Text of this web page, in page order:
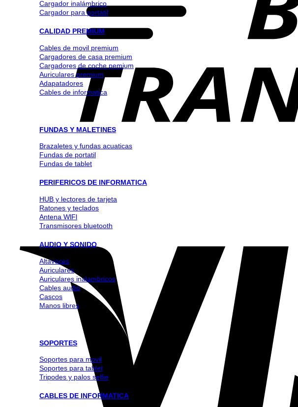
Cargador inalámbrico
Cargador para portátil
CALIDAD PREMIUM
Cables de movil premium
Cargadores de casa premium
Cargadores de coche pemium
Auriculares premium
Adapatadores
Cables de informatica
FUNDAS Y MALETINES
Brazaletes y fundas acuaticas
Fundas de portatil
Fundas de tablet
PERIFERICOS DE INFORMATICA
HUB y lectores de tarjeta
Ratones y teclados
Antena WlFl
Transmisores bluetooth
AUDIO Y SONIDO
Altavoces
Auriculares
Auriculares inalambricos
Cables audio
Cascos
Manos libres
SOPORTES
Soportes para movil
Soportes para tablet
Tripodes y palos selfie
CABLES DE INFORMATICA